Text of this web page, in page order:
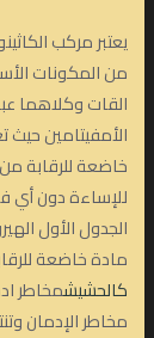
يعتبر مركب
من المكونات
القات وكلاهما
الأمفيتامين حيث
خاضعة للرقابة من
للإساءة دون أي
الجدول الأول
مادة خاضعة
كالحشيشمخاطر
مخاطر الإدمان